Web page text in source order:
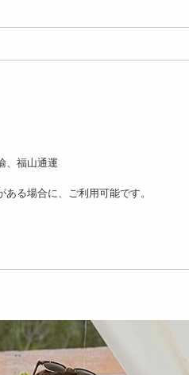
【アーミーグリーン/25c
m】男女兼用 2WAYク...
3280円
、福山通運
る場合に、ご利用可能です。